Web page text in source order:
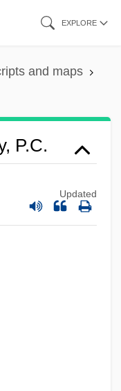
EXPLORE
and maps
P.C.
Updated